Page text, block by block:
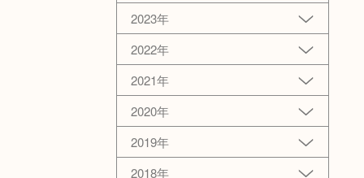
2023年
2022年
2021年
2020年
2019年
2018年